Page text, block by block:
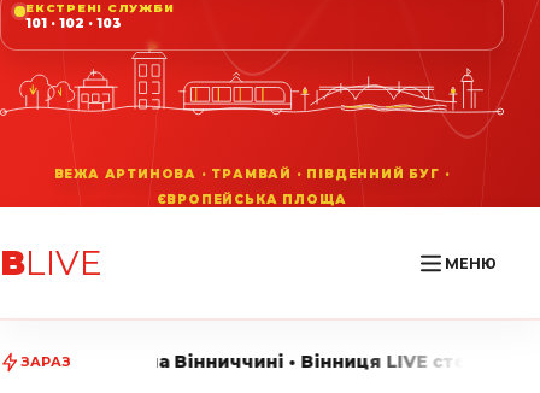
ЕКСТРЕНІ СЛУЖБИ
101 · 102 · 103
ВLIVE МЕНЮ
ЗАРАЗ • Вінниця LIVE стежить за головними